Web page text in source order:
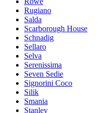
Rugiano
Salda
Scarborough House
Schnadig
Sellaro
Selva
Serenissima
Seven Sedie
Signorini Coco
Silik
Smania
Stanley